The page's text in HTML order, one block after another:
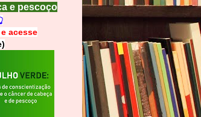
e pescoço
acesse